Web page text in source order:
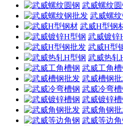
武威螺纹圆
武威螺
武威H型钢
武威镀锌
武威H型
武威热轧
武威工角槽
武威槽钢
武威冷弯槽
武威镀锌槽
武威角钢
武威等边角